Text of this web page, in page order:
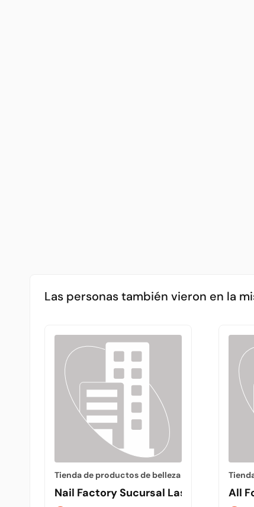
Las personas también vieron en la
Tienda de productos de belleza
Nail Factory Sucursal Las Rosas. All